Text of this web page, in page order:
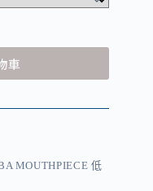
車
MOUTHPIECE 低